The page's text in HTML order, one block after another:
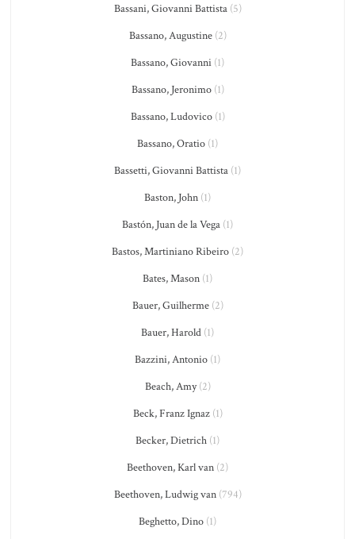
Bassani, Giovanni Battista(5)
Bassano, Augustine(2)
Bassano, Giovanni (1)
Bassano, Jeronimo(1)
Bassano, Ludovico(1)
Bassano, Oratio (1)
Bassetti, Giovanni Battista (1)
Baston, John (1)
Bastón, Juan de la Vega (1)
Bastos, Martiniano Ribeiro (2)
Bates, Mason (1)
Bauer, Guilherme(2)
Bauer, Harold (1)
Bazzini, Antonio (1)
Beach, Amy(2)
Beck, Franz Ignaz(1)
Becker, Dietrich (1)
Beethoven, Karl van (2)
Beethoven, Ludwig van(794)
Beghetto, Dino (1)